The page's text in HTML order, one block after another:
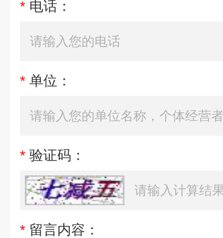
* 电话：
* 单位：
* 验证码：
* 留言内容：